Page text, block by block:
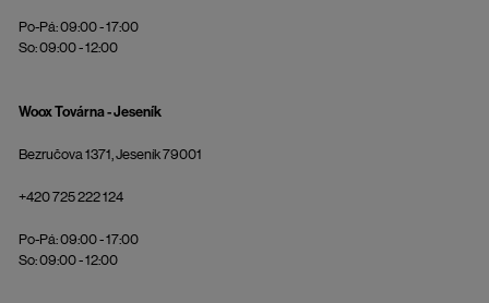
Po-Pá: 09:00 - 17:00
So: 09:00 - 12:00
Woox Továrna - Jeseník
Bezručova 1371, Jeseník 79001
+420 725 222 124
Po-Pá: 09:00 - 17:00
So: 09:00 - 12:00